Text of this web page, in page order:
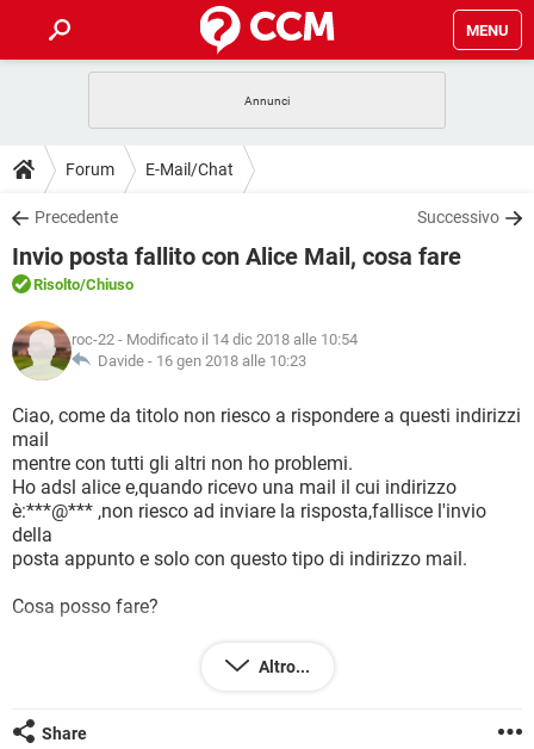
MENU
INTRATTENIMENTO
iOS
INSTAGRAM WHATSAPP
TIKTOK
HARDWARE
GUIDE
COVID-19
iOS
INSTAGRAM
TIKTOK FACEBOOK
DOWNLOAD
COVID-19 GAMING
INTRATTENIMENTO
iOS WINDOWS 10
INSTAGRAM
TIKTOK FACEBOOK
HARDWARE
FORUM
COVID-19
INTRATTENIMENTO ANDROID
INSTAGRAM
TIKTOK FACEBOOK
HARDWARE
GLOSSARIO
COVID-19
INTRATTENIMENTO ANDROID
iOS WINDOWS 10
INSTAGRAM WHATSAPP
TIKTOK
Forum E-Mail/Chat
Precedente Successivo
Invio posta fallito con Alice Mail, cosa fare
Risolto/Chiuso
roc-22 - Modificato il 14 dic 2018 alle 10:54
Davide - 16 gen 2018 alle 10:23
Ciao, come da titolo non riesco a rispondere a questi indirizzi
mail
mentre con tutti gli altri non ho problemi.
Ho adsl alice e,quando ricevo una mail il cui indirizzo
è:***@*** ,non riesco ad inviare la risposta,fallisce l'invio
della
posta appunto e solo con questo tipo di indirizzo mail.
Cosa posso fare?
Altro...
Share